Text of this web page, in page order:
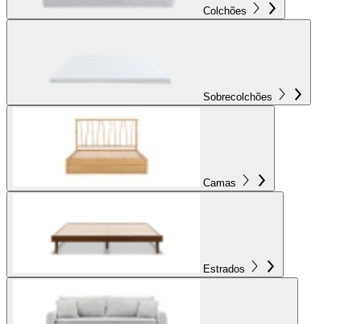
Colchões
Sobrecolchões
Camas
Estrados